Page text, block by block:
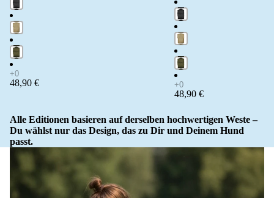
48,90 €
48,90 €
Alle Editionen basieren auf derselben hochwertigen Weste –
Du wählst nur das Design, das zu Dir und Deinem Hund
passt.